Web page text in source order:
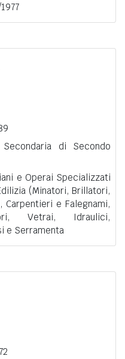
di Secondo
e Operai Specializzati
(Minatori, Brillatori,
e Falegnami,
Vetrai, Idraulici,
e Serramenta